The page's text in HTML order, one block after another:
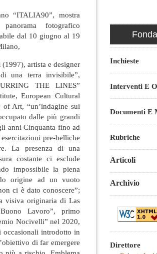
“ITALIA90”, mostra
fotografico
dal 10 giugno al 19
(1997), artista e designer
una terra invisibile”,
THE LINES”
European Cultural
Art, “un’indagine sui
dalle più grandi
anni Cinquanta fino ad
pre-belliche
La presenza di una
costante ci esclude
impossibile la piena
origine ad un vuoto
ci è dato conoscere”;
visiva originaria di Las
Lavoro”, primo
Nocivelli” nel 2020,
occasionali introdotto in
di far emergere
Inchieste
Interventi E
Documenti E
Rubriche
Articoli
Archivio
Direttore